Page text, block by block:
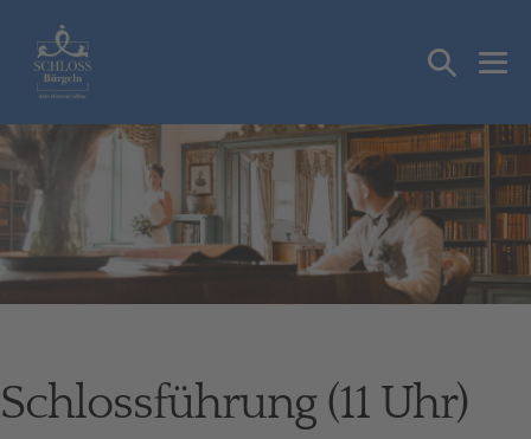
Inhalt
springen
Suche-
Schlossführung (11 Uhr)